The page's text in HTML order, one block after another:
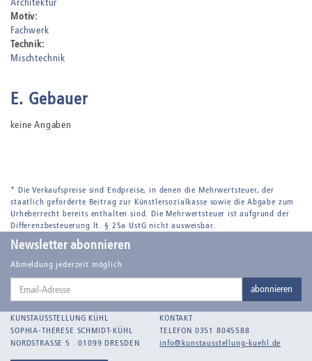
Architektur
Motiv:
Fachwerk
Technik:
Mischtechnik
E. Gebauer
keine Angaben
* Die Verkaufspreise sind Endpreise, in denen die Mehrwertsteuer, der
staatlich geforderte Beitrag zur Künstlersozialkasse sowie die Abgabe zum
Urheberrecht bereits enthalten sind. Die Mehrwertsteuer ist aufgrund der
Differenzbesteuerung lt. § 25a UstG nicht ausweisbar.
Newsletter abonnieren
Abmeldung jederzeit möglich
Email-
abonnieren
KUNSTAUSSTELLUNG KÜHL
SOPHIA-THERESE SCHMIDT-KÜHL
NORDSTRASSE 5 . 01099 DRESDEN
KONTAKT
TELEFON 0351 8045588
info@kunstausstellung-kuehl.de